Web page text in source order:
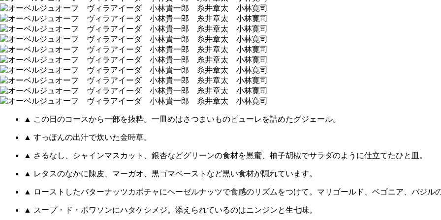
▲ この日のコースから一部を抜粋。一皿めはさつまいものピューレを詰めたグジェール。
▲ すっぽんの出汁で炊いた金時草。
▲ さるなし、シャインマスカット、銀杏などグリーンの食材を黒蜜、柚子胡椒でサラダのように仕立てたひと皿。
▲ レタスのなかに陳皮、マーガオ、黒ゴマペーストなど黒い食材が隠れています。
▲ ローストしたバターナッツカボチャにヘーゼルナッツで食感のリズムをつけて。マリゴールド、ベゴニア、バジル
▲ スープ・ド・ポワソンにハタケシメジ。添えられているのはニンジンと生七味。